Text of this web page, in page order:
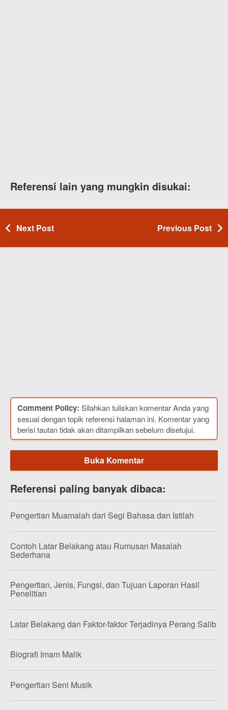
Referensi lain yang mungkin disukai:
Next Post Previous Post
Comment Policy: Silahkan tuliskan komentar Anda yang
sesuai dengan topik referensi halaman ini. Komentar yang
berisi tautan tidak akan ditampilkan sebelum disetujui.
Buka Komentar
Referensi paling banyak dibaca:
Pengertian Muamalah dari Segi Bahasa dan Istilah
Contoh Latar Belakang atau Rumusan Masalah
Sederhana
Pengertian, Jenis, Fungsi, dan Tujuan Laporan Hasil
Penelitian
Latar Belakang dan Faktor-faktor Terjadinya Perang Salib
Biografi Imam Malik
Pengertian Seni Musik